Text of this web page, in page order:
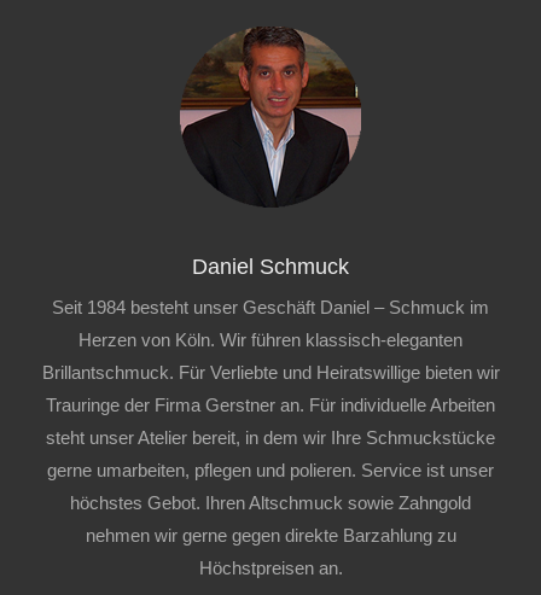
Daniel Schmuck
Seit 1984 besteht unser Geschäft Daniel – Schmuck im
Herzen von Köln. Wir führen klassisch-eleganten
Brillantschmuck. Für Verliebte und Heiratswillige bieten wir
Trauringe der Firma Gerstner an. Für individuelle Arbeiten
steht unser Atelier bereit, in dem wir Ihre Schmuckstücke
gerne umarbeiten, pflegen und polieren. Service ist unser
höchstes Gebot. Ihren Altschmuck sowie Zahngold
nehmen wir gerne gegen direkte Barzahlung zu
Höchstpreisen an.